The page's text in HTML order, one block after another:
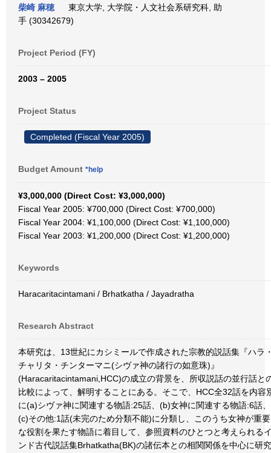
柴崎 麻穂
東京大学, 大学院・人文社会系研究科, 助
手 (30342679)
Project Period (FY)
2003 – 2005
Project Status
Completed (Fiscal Year 2005)
Budget Amount *help
¥3,000,000 (Direct Cost: ¥3,000,000)
Fiscal Year 2005: ¥700,000 (Direct Cost: ¥700,000)
Fiscal Year 2004: ¥1,100,000 (Direct Cost: ¥1,100,000)
Fiscal Year 2003: ¥1,200,000 (Direct Cost: ¥1,200,000)
Keywords
Haracaritacintamani / Brhatkatha / Jayadratha
Research Abstract
本研究は、13世紀にカシミールで作成された宗教的説話集『ハラ
チャリタ・チンターマニ(シヴァ神の諸行の如意珠)』
(Haracaritacintamani,HCC)の成立の背景を、所収説話の並行話と
比較によって、解明することにある。そこで、HCC全32話を内容
に(a)シヴァ神に関連する物語:25話、(b)女神に関連する物語:6話、
(c)その他:1話(未完のため分類不能)に分類し、このうち女神が重要
な役割を果たす物語に着目して、参照資料のひとつと考えられる
ンド古代説話集Brhatkatha(BK)の諸伝本との相関関係を中心に研究